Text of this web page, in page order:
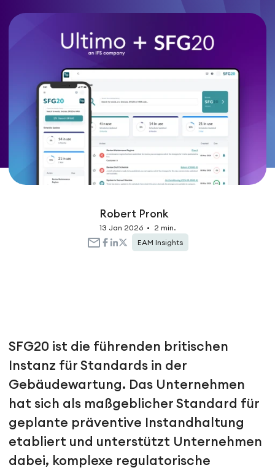
Robert Pronk
13 Jan 2026 •
2 min.
EAM Insights
SFG20 ist die führenden britischen
Instanz für Standards in der
Gebäudewartung. Das Unternehmen
hat sich als maßgeblicher Standard für
geplante präventive Instandhaltung
etabliert und unterstützt Unternehmen
dabei, komplexe regulatorische